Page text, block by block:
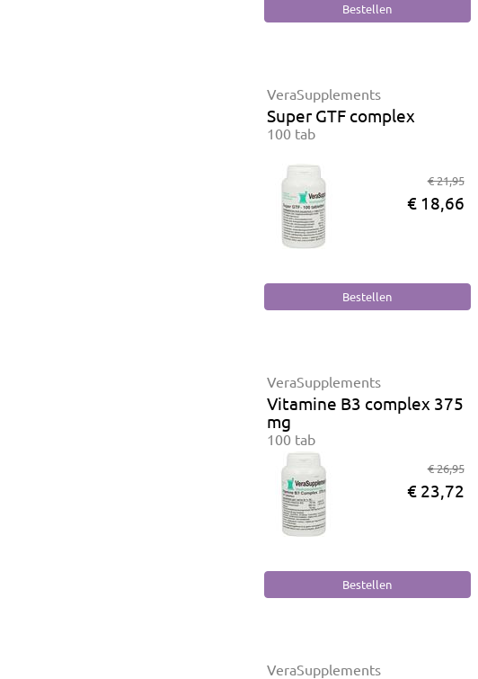
VeraSupplements
Super GTF complex
100 tab
€ 21,95
€ 18,66
VeraSupplements
Vitamine B3 complex 375
mg
100 tab
€ 26,95
€ 23,72
VeraSupplements